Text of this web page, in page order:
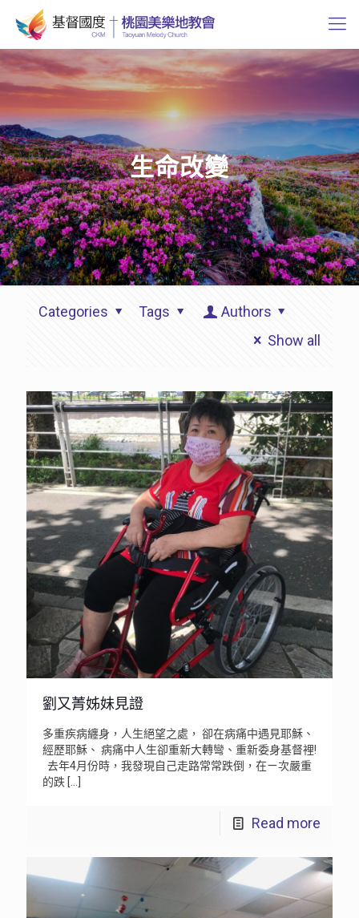
生命改變
Categories Tags
Authors
Show all
劉又菁姊妹見證
多重疾病纏身，人生絕望之處， 卻在病痛中遇見耶穌、
經歷耶穌、 病痛中人生卻重新大轉彎、重新委身基督裡!
去年4月份時，我發現自己走路常常跌倒，在ㄧ次嚴重
的跌 […]
Read more